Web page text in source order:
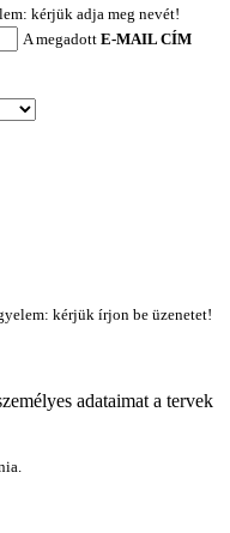
kérjük adja meg nevét!
A megadott E-MAIL CÍM
kérjük írjon be üzenetet!
adataimat a tervek